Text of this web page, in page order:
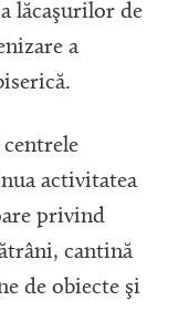
lăcaşurilor de
a
centrele
activitatea
privind
cantină
de obiecte şi